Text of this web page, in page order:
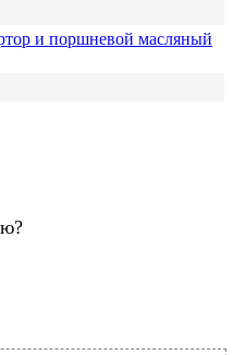
и поршневой масляный